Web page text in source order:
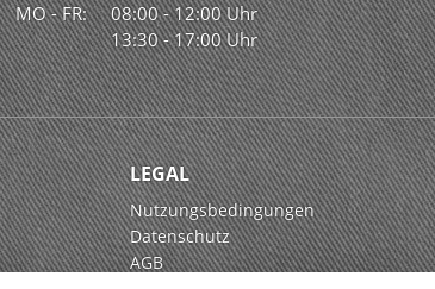
MO - FR:
08:00 - 12:00 Uhr
13:30 - 17:00 Uhr
LEGAL
Nutzungsbedingungen
Datenschutz
AGB